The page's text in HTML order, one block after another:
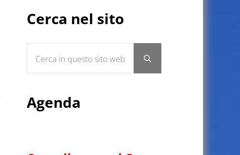
Cerca nel sito
Submit search
Agenda